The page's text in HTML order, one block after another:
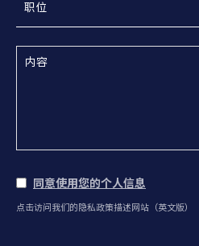
同意使用您的个人信息
点击访问我们的隐私政策描述网站（英文版）